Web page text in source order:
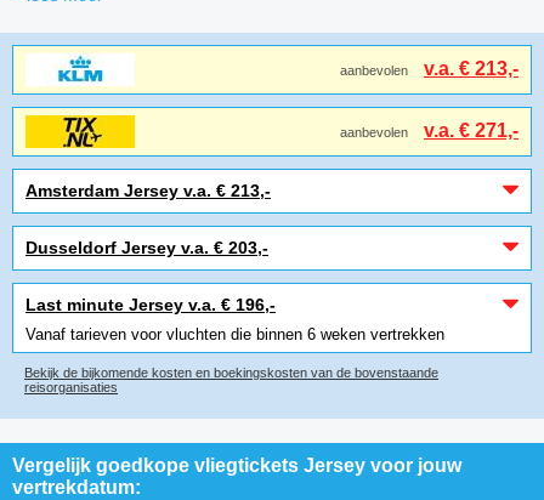
aanbevolen v.a. € 213,-
aanbevolen v.a. € 271,-
Amsterdam Jersey v.a. € 213,-
Dusseldorf Jersey v.a. € 203,-
Last minute Jersey v.a. € 196,-
Vanaf tarieven voor vluchten die binnen 6 weken vertrekken
Bekijk de bijkomende kosten en boekingskosten van de bovenstaande
reisorganisaties
Vergelijk goedkope vliegtickets Jersey voor jouw
vertrekdatum: